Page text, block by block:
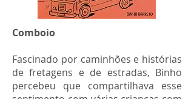
Comboio
Fascinado por caminhões e histórias
de fretagens e de estradas, Binho
percebeu que compartilhava esse